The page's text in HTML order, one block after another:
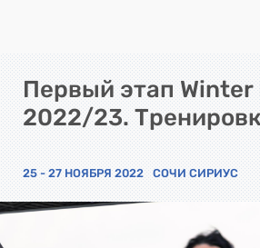
Первый этап Winter
2022/23.
25 - 27 НОЯБРЯ 2022 СОЧИ СИРИУС